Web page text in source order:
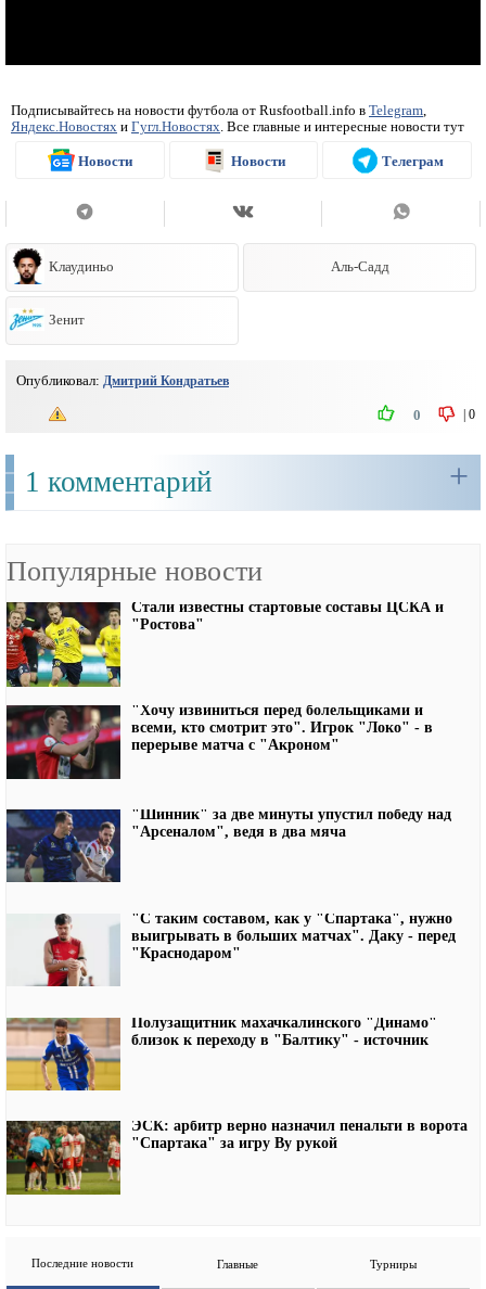
Подписывайтесь на новости футбола от Rusfootball.info в Telegram
Яндекс.Новостях и Гугл.Новостях . Все главные и интересные новости тут
Новости Новости Телеграм
Клаудиньо Аль-Садд
Зенит
Опубликовал: Дмитрий Кондратьев
| 0
0
1 комментарий +
Популярные новости
Стали известны стартовые составы ЦСКА и
"Ростова"
"Хочу извиниться перед болельщиками и
всеми, кто смотрит это". Игрок "Локо" - в
перерыве матча с "Акроном"
"Шинник" за две минуты упустил победу над
"Арсеналом", ведя в два мяча
"С таким составом, как у "Спартака", нужно
выигрывать в больших матчах". Даку - перед
"Краснодаром"
Полузащитник махачкалинского "Динамо"
близок к переходу в "Балтику" - источник
ЭСК: арбитр верно назначил пенальти в ворота
"Спартака" за игру Ву рукой
Последние новости Главные Турниры